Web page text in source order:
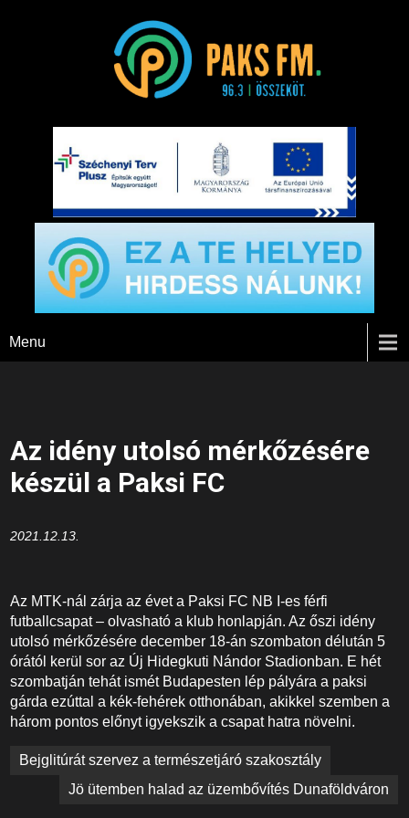
Paks FM
Menu
Az idény utolsó mérkőzésére
készül a Paksi FC
2021.12.13.
Az MTK-nál zárja az évet a Paksi FC NB I-es férfi
futballcsapat – olvasható a klub honlapján. Az őszi idény
utolsó mérkőzésére december 18-án szombaton délután 5
órától kerül sor az Új Hidegkuti Nándor Stadionban. E hét
szombatján tehát ismét Budapesten lép pályára a paksi
gárda ezúttal a kék-fehérek otthonában, akikkel szemben a
három pontos előnyt igyekszik a csapat hatra növelni.
Bejegyzés
navigáció
Bejglitúrát szervez a természetjáró szakosztály
Jö ütemben halad az üzembővítés Dunaföldváron